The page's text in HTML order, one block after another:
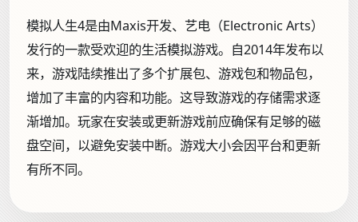
模拟人生4是由Maxis开发、艺电（Electronic Arts）
发行的一款受欢迎的生活模拟游戏。自2014年发布以
来，游戏陆续推出了多个扩展包、游戏包和物品包，
增加了丰富的内容和功能。这导致游戏的存储需求逐
渐增加。玩家在安装或更新游戏前应确保有足够的磁
盘空间，以避免安装中断。游戏大小会因平台和更新
有所不同。